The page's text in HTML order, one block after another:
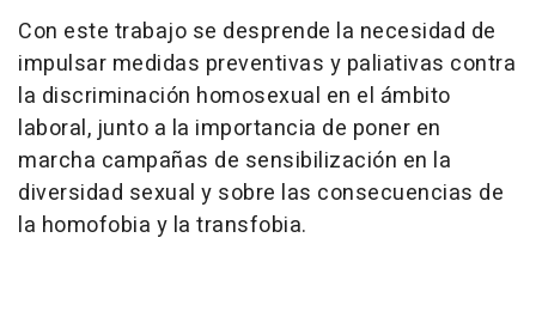
Con este trabajo se desprende la necesidad de
impulsar medidas preventivas y paliativas contra
la discriminación homosexual en el ámbito
laboral, junto a la importancia de poner en
marcha campañas de sensibilización en la
diversidad sexual y sobre las consecuencias de
la homofobia y la transfobia.